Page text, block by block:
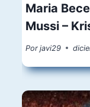
Maria
Mussi –
Por javi29